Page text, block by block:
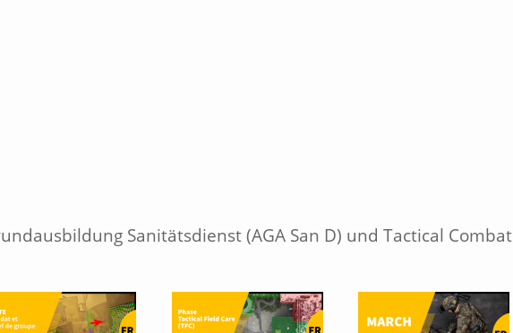
Sanitätsdienst (AGA San D) und Tactical Combat